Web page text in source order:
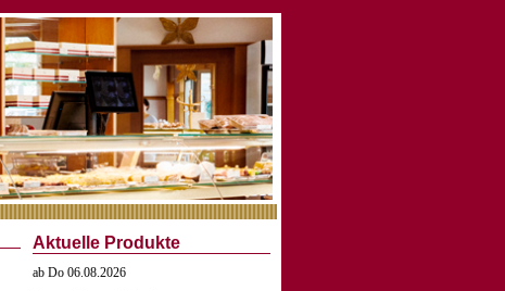
Aktuelle Produkte
ab Do 06.08.2026